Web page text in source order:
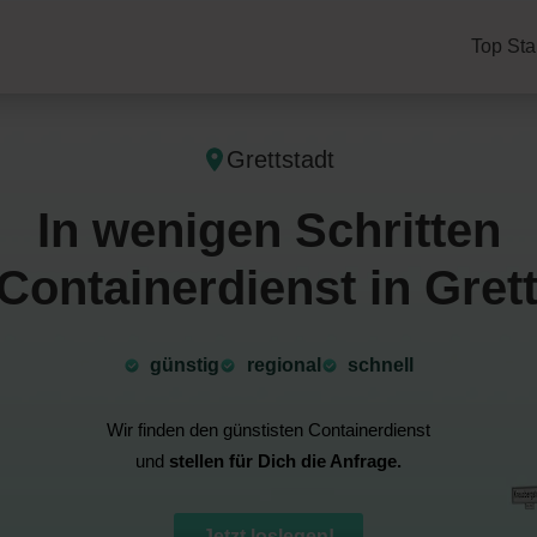
Top
Grettstadt
In wenigen Schritten
in
günstig ⁠regional schnell
Wir finden den günstisten Containerdienst
und stellen für Dich die Anfrage.